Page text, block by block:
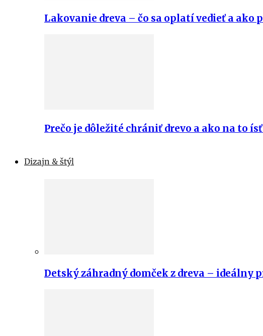
Lakovanie dreva – čo sa oplatí vedieť a ako
Prečo je dôležité chrániť drevo a ako na to
Dizajn & štýl
Detský záhradný domček z dreva – ideálny